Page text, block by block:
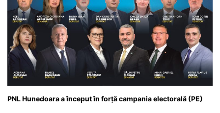
PNL Hunedoara a început în forță campania electorală (PE)